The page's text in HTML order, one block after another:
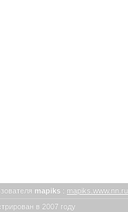
mapiks : mapiks.www.nn.ru
в 2007 году